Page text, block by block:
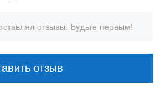
отзывы. Будьте первым!
отзыв